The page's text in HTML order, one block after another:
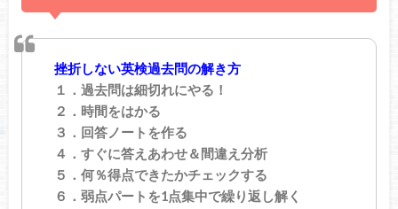
挫折しない英検過去問の解き方
１．過去問は細切れにやる！
２．時間をはかる
３．回答ノートを作る
４．すぐに答えあわせ＆間違え分析
５．何％得点できたかチェックする
６．弱点パートを1点集中で繰り返し解く